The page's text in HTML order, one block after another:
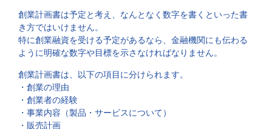
創業計画書は予定と考え、なんとなく数字を書くといった書
き方ではいけません。
特に創業融資を受ける予定があるなら、金融機関にも伝わる
ように明確な数字や目標を示さなければなりません。
創業計画書は、以下の項目に分けられます。
・創業の理由
・創業者の経験
・事業内容（製品・サービスについて）
・販売計画